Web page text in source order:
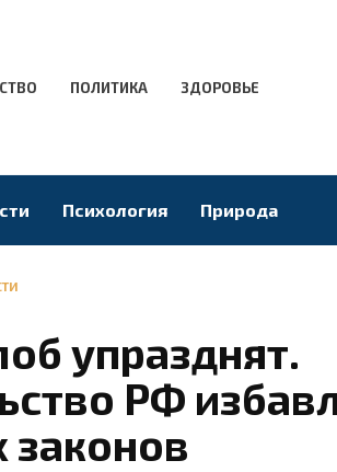
ПОЛИТИКА ЗДОРОВЬЕ
Психология Природа
упразднят.
РФ
законов